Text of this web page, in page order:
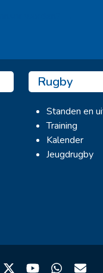
Rugby
Standen en
Training
Kalender
Jeugdrugby